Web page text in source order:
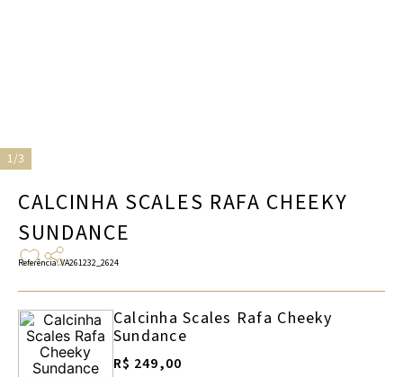
1/3
CALCINHA SCALES RAFA CHEEKY
SUNDANCE
Referência:VA261232_2624
Calcinha Scales Rafa Cheeky
Sundance
R$ 249,00